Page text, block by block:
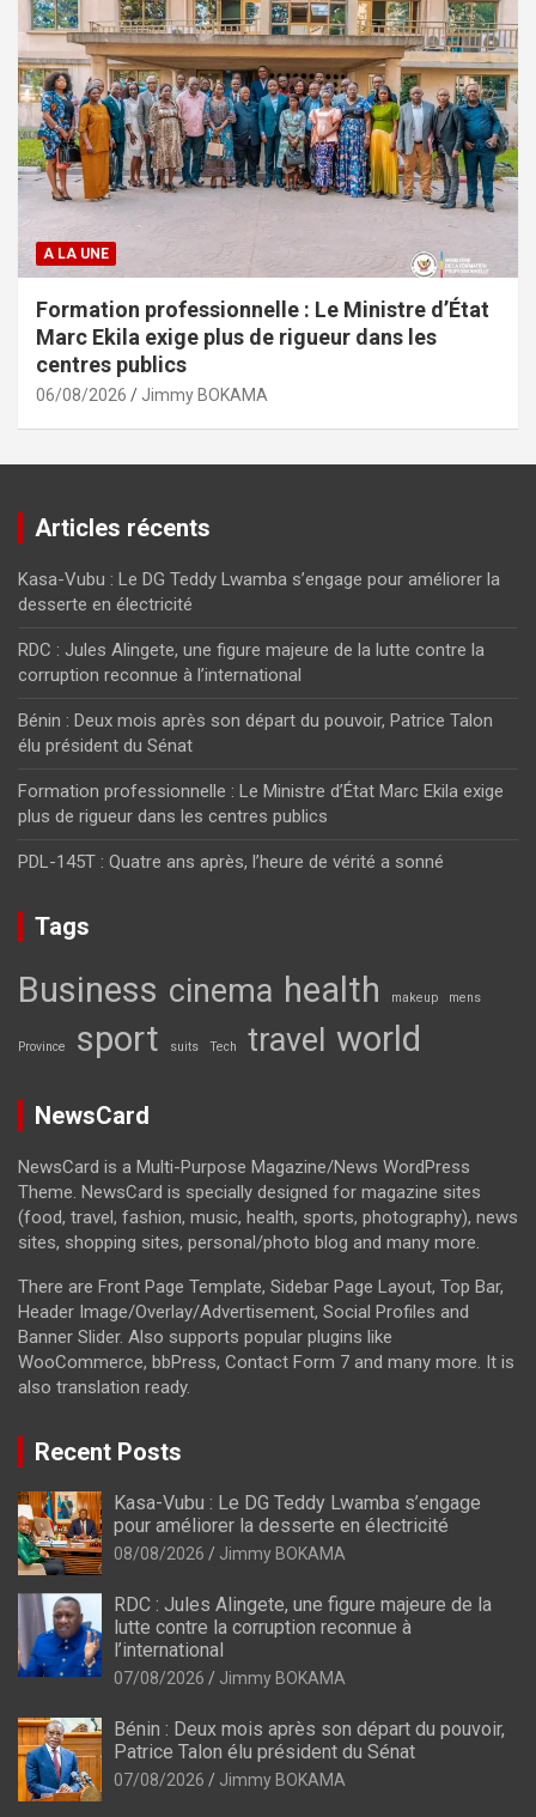
A LA UNE
Formation professionnelle : Le Ministre d’État
Marc Ekila exige plus de rigueur dans les
centres publics
06/08/2026 Jimmy BOKAMA
Articles récents
Kasa-Vubu : Le DG Teddy Lwamba s’engage pour améliorer la
desserte en électricité
RDC : Jules Alingete, une figure majeure de la lutte contre la
corruption reconnue à l’international
Bénin : Deux mois après son départ du pouvoir, Patrice Talon
élu président du Sénat
Formation professionnelle : Le Ministre d’État Marc Ekila exige
plus de rigueur dans les centres publics
PDL-145T : Quatre ans après, l’heure de vérité a sonné
Tags
Business cinema health makeup mens
Province sport suits Tech travel world
NewsCard
NewsCard is a Multi-Purpose Magazine/News WordPress
Theme. NewsCard is specially designed for magazine sites
(food, travel, fashion, music, health, sports, photography), news
sites, shopping sites, personal/photo blog and many more.
There are Front Page Template, Sidebar Page Layout, Top Bar,
Header Image/Overlay/Advertisement, Social Profiles and
Banner Slider. Also supports popular plugins like
WooCommerce, bbPress, Contact Form 7 and many more. It is
also translation ready.
Recent Posts
Kasa-Vubu : Le DG Teddy Lwamba s’engage
pour améliorer la desserte en électricité
08/08/2026 Jimmy BOKAMA
RDC : Jules Alingete, une figure majeure de la
lutte contre la corruption reconnue à
l’international
07/08/2026 Jimmy BOKAMA
Bénin : Deux mois après son départ du pouvoir,
Patrice Talon élu président du Sénat
07/08/2026 Jimmy BOKAMA